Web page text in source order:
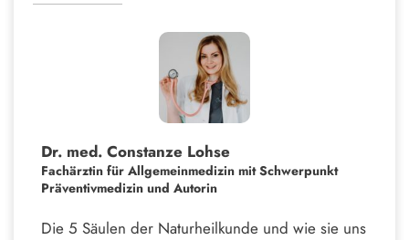
Dr. med. Constanze Lohse
Fachärztin für Allgemeinmedizin mit Schwerpunkt
Präventivmedizin und Autorin
Die 5 Säulen der Naturheilkunde und wie sie uns